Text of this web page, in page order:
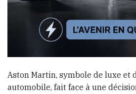
Aston Martin, symbole de luxe et
automobile, fait face à une